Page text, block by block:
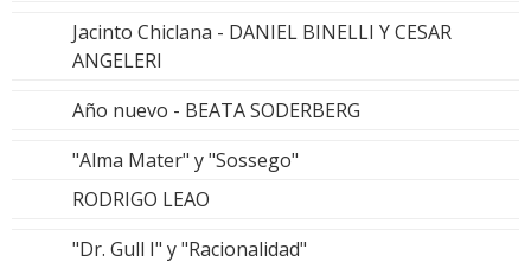
Jacinto Chiclana - DANIEL BINELLI Y CESAR
ANGELERI
Año nuevo - BEATA SODERBERG
"Alma Mater" y "Sossego"
RODRIGO LEAO
"Dr. Gull I" y "Racionalidad"